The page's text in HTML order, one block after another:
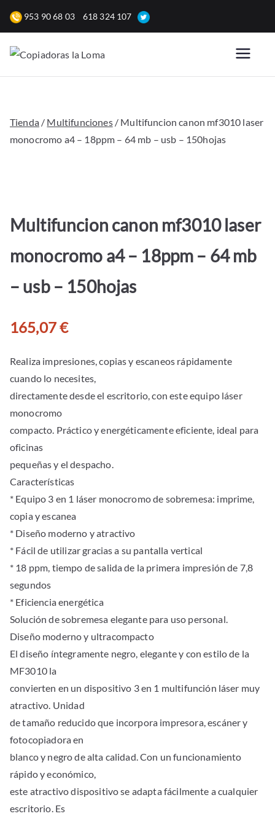
953 90 68 03 618 324 107
Copiadoras
Venta, alquiler y reparación
de fotocopiadoras y equipos
Tienda/ Multifunciones/ Multifuncion canon mf3010 laser
monocromo a4 – 18ppm – 64 mb – usb – 150hojas
Multifuncion canon mf3010 laser
monocromo a4 – 18ppm – 64 mb
– usb – 150hojas
165,07€
Realiza impresiones, copias y escaneos rápidamente
cuando lo necesites,
directamente desde el escritorio, con este equipo láser
monocromo
compacto. Práctico y energéticamente eficiente, ideal para
oficinas
pequeñas y el despacho.
Características
* Equipo 3 en 1 láser monocromo de sobremesa: imprime,
copia y escanea
* Diseño moderno y atractivo
* Fácil de utilizar gracias a su pantalla vertical
* 18 ppm, tiempo de salida de la primera impresión de 7,8
segundos
* Eficiencia energética
Solución de sobremesa elegante para uso personal.
Diseño moderno y ultracompacto
El diseño íntegramente negro, elegante y con estilo de la
MF3010 la
convierten en un dispositivo 3 en 1 multifunción láser muy
atractivo. Unidad
de tamaño reducido que incorpora impresora, escáner y
fotocopiadora en
blanco y negro de alta calidad. Con un funcionamiento
rápido y económico,
este atractivo dispositivo se adapta fácilmente a cualquier
escritorio. Es